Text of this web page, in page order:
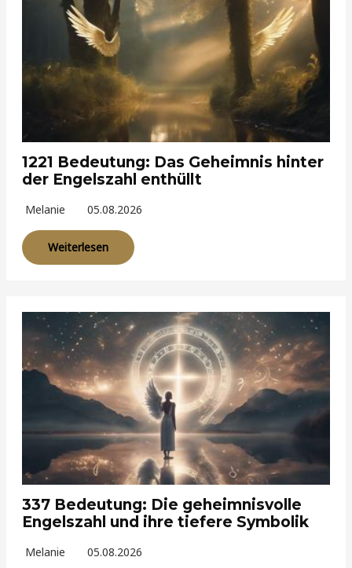
1221 Bedeutung: Das Geheimnis hinter
der Engelszahl enthüllt
Melanie 05.08.2026
Weiterlesen
337 Bedeutung: Die geheimnisvolle
Engelszahl und ihre tiefere Symbolik
Melanie 05.08.2026